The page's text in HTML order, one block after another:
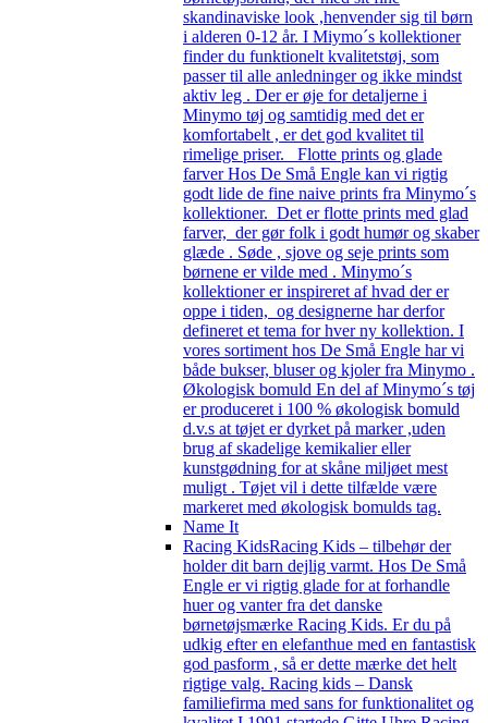
skandinaviske look ,henvender sig til børn
i alderen 0-12 år. I Miymo´s kollektioner
finder du funktionelt kvalitetstøj, som
passer til alle anledninger og ikke mindst
aktiv leg . Der er øje for detaljerne i
Minymo tøj og samtidig med det er
komfortabelt , er det god kvalitet til
rimelige priser. Flotte prints og glade
farver Hos De Små Engle kan vi rigtig
godt lide de fine naive prints fra Minymo´s
kollektioner. Det er flotte prints med glad
farver, der gør folk i godt humør og skaber
glæde . Søde , sjove og seje prints som
børnene er vilde med . Minymo´s
kollektioner er inspireret af hvad der er
oppe i tiden, og designerne har derfor
defineret et tema for hver ny kollektion. I
vores sortiment hos De Små Engle har vi
både bukser, bluser og kjoler fra Minymo .
Økologisk bomuld En del af Minymo´s tøj
er produceret i 100 % økologisk bomuld
d.v.s at tøjet er dyrket på marker ,uden
brug af skadelige kemikalier eller
kunstgødning for at skåne miljøet mest
muligt . Tøjet vil i dette tilfælde være
markeret med økologisk bomulds tag.
Name It
Racing KidsRacing Kids – tilbehør der
holder dit barn dejlig varmt. Hos De Små
Engle er vi rigtig glade for at forhandle
huer og vanter fra det danske
børnetøjsmærke Racing Kids. Er du på
udkig efter en elefanthue med en fantastisk
god pasform , så er dette mærke det helt
rigtige valg. Racing kids – Dansk
familiefirma med sans for funktionalitet og